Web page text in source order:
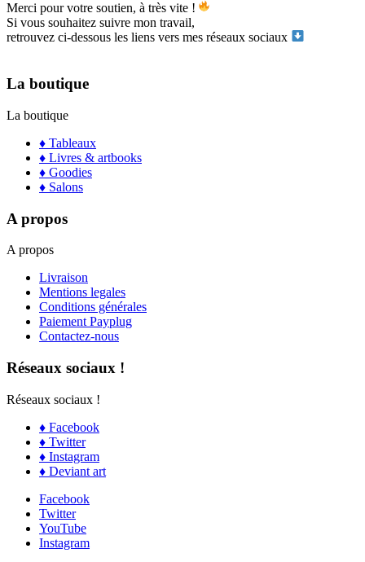
Merci pour votre soutien, à très vite !
Si vous souhaitez suivre mon travail,
retrouvez ci-dessous les liens vers mes réseaux sociaux
La boutique
La boutique
♦ Tableaux
♦ Livres & artbooks
♦ Goodies
♦ Salons
A propos
A propos
Livraison
Mentions legales
Conditions générales
Paiement Payplug
Contactez-nous
Réseaux sociaux !
Réseaux sociaux !
♦ Facebook
♦ Twitter
♦ Instagram
♦ Deviant art
Facebook
Twitter
YouTube
Instagram